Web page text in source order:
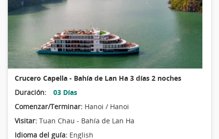
Crucero Capella - Bahía de Lan Ha 3 días 2 noches
Duración:
03 Días
Comenzar/Terminar: Hanoi / Hanoi
Visitar: Tuan Chau - Bahía de Lan Ha
Idioma del guía: English